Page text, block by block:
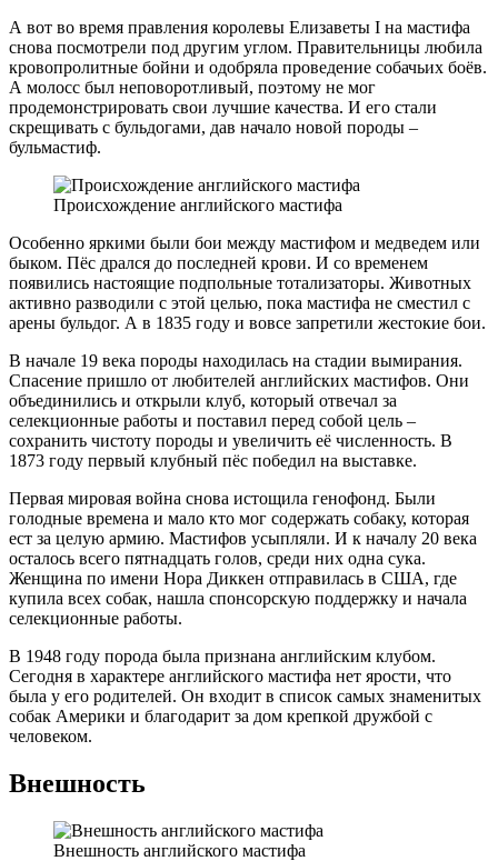
А вот во время правления королевы Елизаветы I на мастифа
снова посмотрели под другим углом. Правительницы любила
кровопролитные бойни и одобряла проведение собачьих боёв.
А молосс был неповоротливый, поэтому не мог
продемонстрировать свои лучшие качества. И его стали
скрещивать с бульдогами, дав начало новой породы –
бульмастиф.
Происхождение английского мастифа
Особенно яркими были бои между мастифом и медведем или
быком. Пёс дрался до последней крови. И со временем
появились настоящие подпольные тотализаторы. Животных
активно разводили с этой целью, пока мастифа не сместил с
арены бульдог. А в 1835 году и вовсе запретили жестокие бои.
В начале 19 века породы находилась на стадии вымирания.
Спасение пришло от любителей английских мастифов. Они
объединились и открыли клуб, который отвечал за
селекционные работы и поставил перед собой цель –
сохранить чистоту породы и увеличить её численность. В
1873 году первый клубный пёс победил на выставке.
Первая мировая война снова истощила генофонд. Были
голодные времена и мало кто мог содержать собаку, которая
ест за целую армию. Мастифов усыпляли. И к началу 20 века
осталось всего пятнадцать голов, среди них одна сука.
Женщина по имени Нора Диккен отправилась в США, где
купила всех собак, нашла спонсорскую поддержку и начала
селекционные работы.
В 1948 году порода была признана английским клубом.
Сегодня в характере английского мастифа нет ярости, что
была у его родителей. Он входит в список самых знаменитых
собак Америки и благодарит за дом крепкой дружбой с
человеком.
Внешность
Внешность английского мастифа